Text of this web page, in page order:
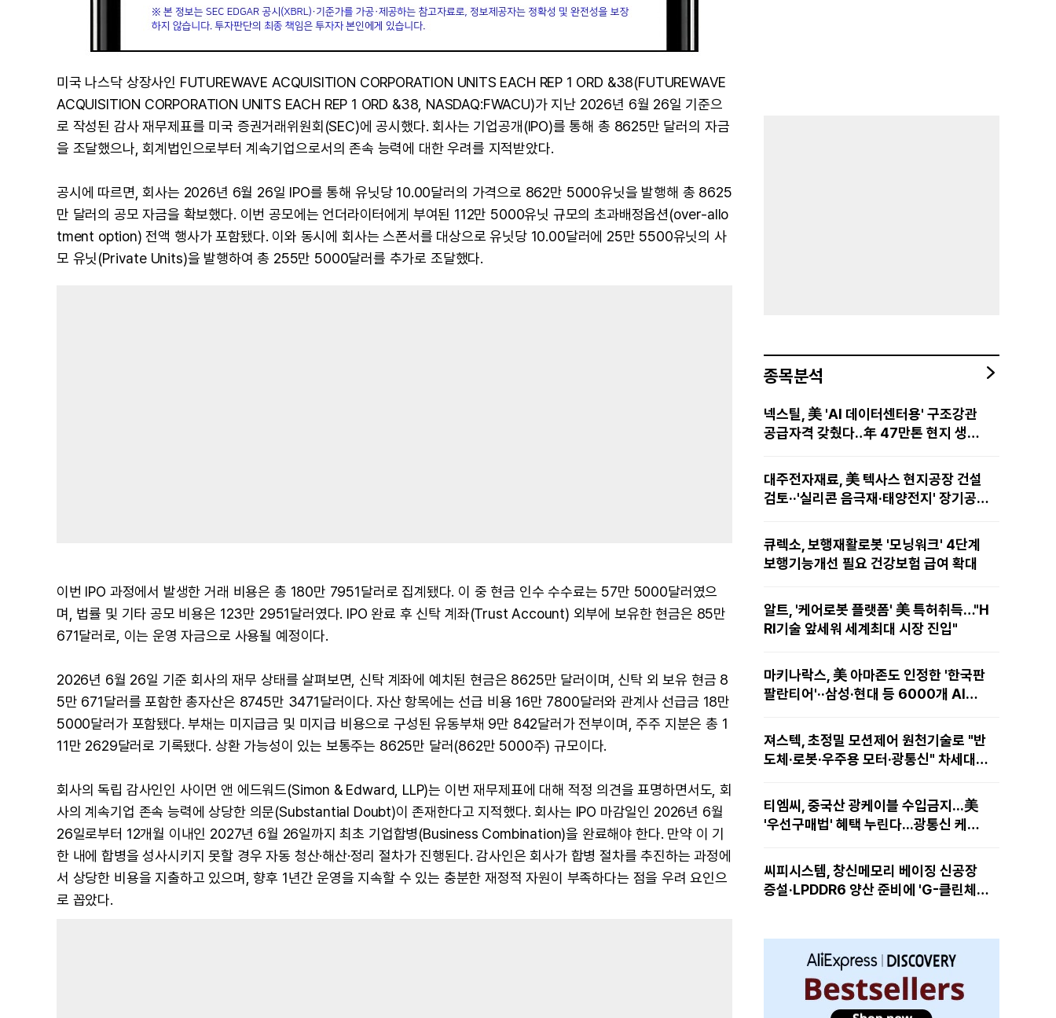
미국 나스닥 상장사인 FUTUREWAVE ACQUISITION CORPORATION UNITS EACH REP 1 ORD &38(FUTUREWAVE
ACQUISITION CORPORATION UNITS EACH REP 1 ORD &38, NASDAQ:FWACU)가 지난 2026년 6월 26일 기준으
로 작성된 감사 재무제표를 미국 증권거래위원회(SEC)에 공시했다. 회사는 기업공개(IPO)를 통해 총 8625만 달러의 자금
을 조달했으나, 회계법인으로부터 계속기업으로서의 존속 능력에 대한 우려를 지적받았다.
공시에 따르면, 회사는 2026년 6월 26일 IPO를 통해 유닛당 10.00달러의 가격으로 862만 5000유닛을 발행해 총 8625
만 달러의 공모 자금을 확보했다. 이번 공모에는 언더라이터에게 부여된 112만 5000유닛 규모의 초과배정옵션(over-allo
tment option) 전액 행사가 포함됐다. 이와 동시에 회사는 스폰서를 대상으로 유닛당 10.00달러에 25만 5500유닛의 사
모 유닛(Private Units)을 발행하여 총 255만 5000달러를 추가로 조달했다.
이번 IPO 과정에서 발생한 거래 비용은 총 180만 7951달러로 집계됐다. 이 중 현금 인수 수수료는 57만 5000달러였으
며, 법률 및 기타 공모 비용은 123만 2951달러였다. IPO 완료 후 신탁 계좌(Trust Account) 외부에 보유한 현금은 85만
671달러로, 이는 운영 자금으로 사용될 예정이다.
2026년 6월 26일 기준 회사의 재무 상태를 살펴보면, 신탁 계좌에 예치된 현금은 8625만 달러이며, 신탁 외 보유 현금 8
5만 671달러를 포함한 총자산은 8745만 3471달러이다. 자산 항목에는 선급 비용 16만 7800달러와 관계사 선급금 18만
5000달러가 포함됐다. 부채는 미지급금 및 미지급 비용으로 구성된 유동부채 9만 842달러가 전부이며, 주주 지분은 총 1
11만 2629달러로 기록됐다. 상환 가능성이 있는 보통주는 8625만 달러(862만 5000주) 규모이다.
회사의 독립 감사인인 사이먼 앤 에드워드(Simon & Edward, LLP)는 이번 재무제표에 대해 적정 의견을 표명하면서도, 회
사의 계속기업 존속 능력에 상당한 의문(Substantial Doubt)이 존재한다고 지적했다. 회사는 IPO 마감일인 2026년 6월
26일로부터 12개월 이내인 2027년 6월 26일까지 최초 기업합병(Business Combination)을 완료해야 한다. 만약 이 기
한 내에 합병을 성사시키지 못할 경우 자동 청산·해산·정리 절차가 진행된다. 감사인은 회사가 합병 절차를 추진하는 과정에
서 상당한 비용을 지출하고 있으며, 향후 1년간 운영을 지속할 수 있는 충분한 재정적 자원이 부족하다는 점을 우려 요인으
로 꼽았다.
종목분석
넥스틸, 美 'AI 데이터센터용' 구조강관
공급자격 갖췄다‥年 47만톤 현지 생산
대주전자재료, 美 텍사스 현지공장 건설
검토··'실리콘 음극재·태양전지' 장기공급
큐렉소, 보행재활로봇 '모닝워크' 4단계
보행기능개선 필요 건강보험 급여 확대
알트, '케어로봇 플랫폼' 美 특허취득…"H
RI기술 앞세워 세계최대 시장 진입"
마키나락스, 美 아마존도 인정한 '한국판
팔란티어'··삼성·현대 등 6000개 AI모
져스텍, 초정밀 모션제어 원천기술로 "반
도체·로봇·우주용 모터·광통신" 차세대
티엠씨, 중국산 광케이블 수입금지...美
'우선구매법' 혜택 누린다...광통신 케이
씨피시스템, 창신메모리 베이징 신공장
증설·LPDDR6 양산 준비에 'G-클린체